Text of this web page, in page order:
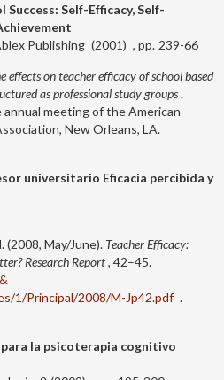
Success: Self-Efficacy, Self-
Publishing 2001 239-66
effects on teacher efficacy of school based
as professional study groups.
meeting of the American
New Orleans, LA.
universitario Eficacia percibida y
(2008, May/June). Teacher Efficacy:
Research Report, 42–45.
1/Principal/2008/M-Jp42.pdf .
la psicoterapia cognitivo